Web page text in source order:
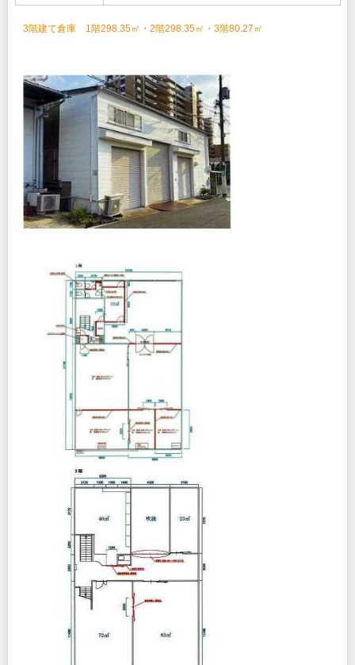
3階建て倉庫 1階298.35㎡・2階298.35㎡・3階80.27㎡